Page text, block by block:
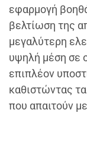
εφαρμογή
βελτίωση της
μεγαλύτερη
υψηλή μέση σε
επιπλέον
καθιστώντας τα
που απαιτούν